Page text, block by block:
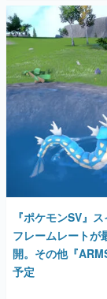
『ポケモンSV』
フレームレートが
開。その他『
予定